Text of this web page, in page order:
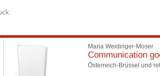
Maria Weidinger-Moser
Communication
Österreich-Brüssel und